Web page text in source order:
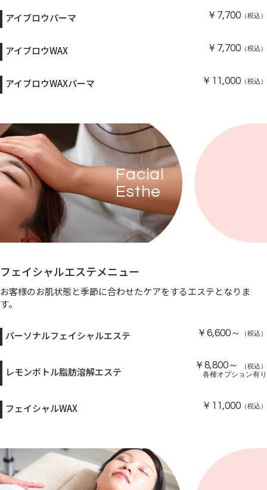
アイブロウパーマ ￥7,700 （税込）
アイブロウWAX ￥7,700 （税込）
アイブロウWAXパーマ ￥11,000 （税込）
Facial
Esthe
フェイシャルエステメニュー
お客様のお肌状態と季節に合わせたケアをするエステとなりま
す。
パーソナルフェイシャルエステ ￥6,600～ （税込）
レモンボトル脂肪溶解エステ ￥8,800～ （税込）
各種オプション有り
フェイシャルWAX ￥11,000 （税込）